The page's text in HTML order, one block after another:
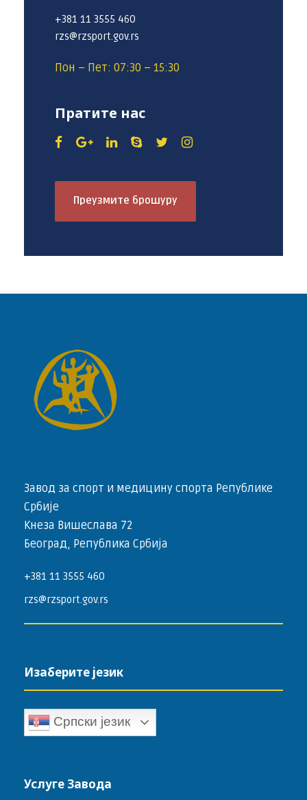
+381 11 3555 460
rzs@rzsport.gov.rs
Пон – Пет: 07:30 – 15:30
Пратите нас
Преузмите брошуру
Завод за спорт и медицину спорта Републике
Србије
Кнеза Вишеслава 72
Београд, Република Србија
+381 11 3555 460
rzs@rzsport.gov.rs
Изаберите језик
Српски језик
Услуге Завода